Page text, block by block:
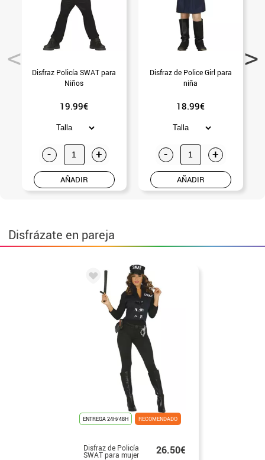
Disfraz Policía SWAT para
Niños
19.99€
- +
AÑADIR
Disfraz de Police Girl para
niña
18.99€
- +
AÑADIR
Disfrázate en pareja
ENTREGA 24H/48H RECOMENDADO
Disfraz de Policía
SWAT para mujer 26.50€